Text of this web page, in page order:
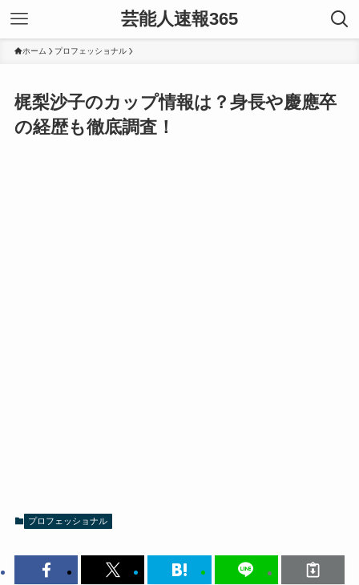
芸能人速報365
ホーム プロフェッショナル
梶梨沙子のカップ情報は？身長や慶應卒
の経歴も徹底調査！
プロフェッショナル